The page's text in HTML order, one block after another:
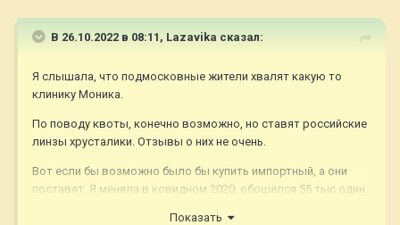
В 26.10.2022 в 08:11, Lazavika сказал:
Я слышала, что подмосковные жители хвалят какую то
клинику Моника.
По поводу квоты, конечно возможно, но ставят российские
линзы хрусталики. Отзывы о них не очень.
Вот если бы возможно было бы купить импортный, а они
поставят. Я меняла в ковидном 2020, обошёлся 55 тыс один.
Показать